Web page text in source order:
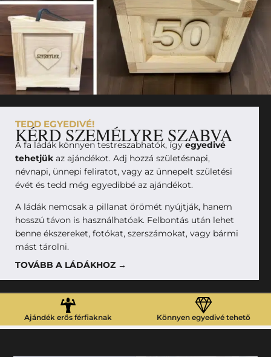
TEDD EGYEDIVÉ!
KÉRD SZEMÉLYRE SZABVA
A fa ládák könnyen testreszabhatók, ígyegyedivé
tehetjük az ajándékot. Adj hozzá születésnapi,
névnapi, ünnepi feliratot, vagy az ünnepelt születési
évét és tedd még egyedibbé az ajándékot.
A ládák nemcsak a pillanat örömét nyújtják, hanem
hosszú távon is használhatóak. Felbontás után lehet
benne ékszereket, fotókat, szerszámokat, vagy bármi
mást tárolni.
TOVÁBB A LÁDÁKHOZ →
Ajándék erős férfiaknak Könnyen egyedivé tehető